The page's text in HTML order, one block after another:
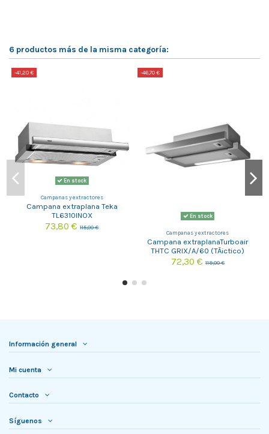
6 productos más de la misma categoría:
-41,20 €
En stock
Campanas y extractores
Campana extraplana Teka
TL6310INOX
73,80 €115,00 €
-46,70 €
En stock
Campanas y extractores
Campana extraplanaTurboair
THTC GRIX/A/60 (TÃ¡ctico)
72,30 € 119,00 €
Información general
Mi cuenta
Contacto
Síguenos